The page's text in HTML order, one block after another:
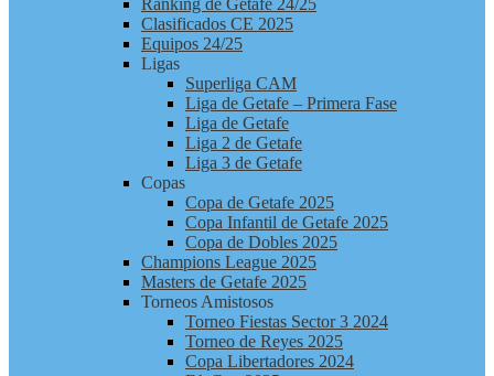
Ranking de Getafe 24/25
Clasificados CE 2025
Equipos 24/25
Ligas
Superliga CAM
Liga de Getafe – Primera Fase
Liga de Getafe
Liga 2 de Getafe
Liga 3 de Getafe
Copas
Copa de Getafe 2025
Copa Infantil de Getafe 2025
Copa de Dobles 2025
Champions League 2025
Masters de Getafe 2025
Torneos Amistosos
Torneo Fiestas Sector 3 2024
Torneo de Reyes 2025
Copa Libertadores 2024